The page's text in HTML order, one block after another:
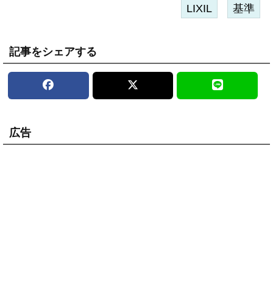
LIXIL 基準
記事をシェアする
広告